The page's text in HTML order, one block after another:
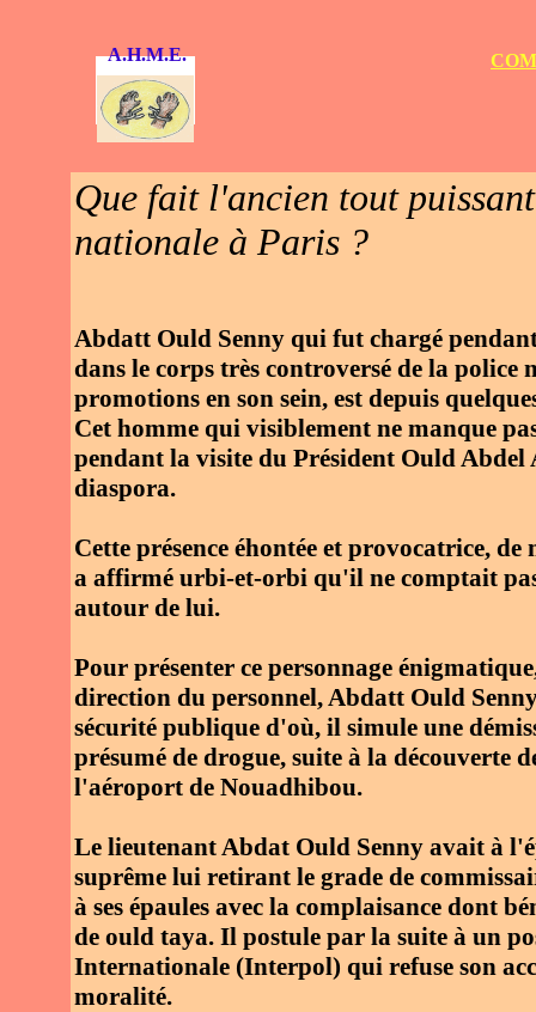
A.H.M.E.
Que fait l'ancien tout
nationale à Paris ?
Abdatt Ould Senny qui fut chargé
dans le corps très controversé de la
promotions en son sein, est depuis
Cet homme qui visiblement ne manque
pendant la visite du Président Ould Abdel
diaspora.
Cette présence éhontée et provocatrice,
a affirmé urbi-et-orbi qu'il ne comptait
autour de lui.
Pour présenter ce personnage
direction du personnel, Abdatt Ould
sécurité publique d'où, il simule une
présumé de drogue, suite à la découverte
l'aéroport de Nouadhibou.
Le lieutenant Abdat Ould Senny avait à
suprême lui retirant le grade de
à ses épaules avec la complaisance dont
de ould taya. Il postule par la suite à un
Internationale (Interpol) qui refuse son
moralité.